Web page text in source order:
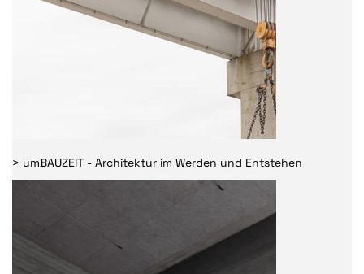
> umBAUZEIT - Architektur im Werden und Entstehen